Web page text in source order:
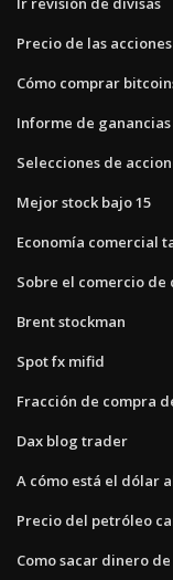
Precio de las
Cómo comprar
Informe de
Selecciones de
Mejor stock bajo 15
Economía comercial
Sobre el comercio de
Brent stockman
Spot fx mifid
Fracción de compra
Dax blog trader
A cómo está el dólar
Precio del petróleo
Como sacar dinero